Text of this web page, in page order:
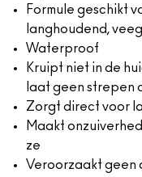
Formule geschikt
langhoudend,
Waterproof
Kruipt niet in de
laat geen strepen
Zorgt direct voor
Maakt
ze
Veroorzaakt geen